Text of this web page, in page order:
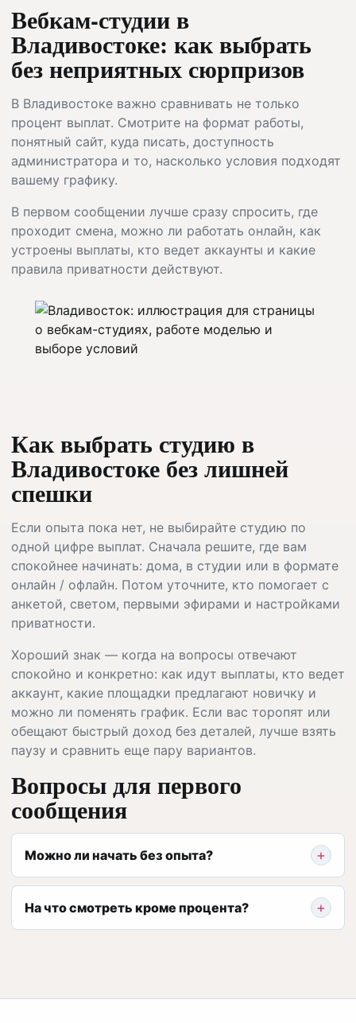
Вебкам-студии в
Владивостоке: как выбрать
без неприятных сюрпризов
В Владивостоке важно сравнивать не только
процент выплат. Смотрите на формат работы,
понятный сайт, куда писать, доступность
администратора и то, насколько условия подходят
вашему графику.
В первом сообщении лучше сразу спросить, где
проходит смена, можно ли работать онлайн, как
устроены выплаты, кто ведет аккаунты и какие
правила приватности действуют.
Как выбрать студию в
Владивостоке без лишней
спешки
Если опыта пока нет, не выбирайте студию по
одной цифре выплат. Сначала решите, где вам
спокойнее начинать: дома, в студии или в формате
онлайн / офлайн. Потом уточните, кто помогает с
анкетой, светом, первыми эфирами и настройками
приватности.
Хороший знак — когда на вопросы отвечают
спокойно и конкретно: как идут выплаты, кто ведет
аккаунт, какие площадки предлагают новичку и
можно ли поменять график. Если вас торопят или
обещают быстрый доход без деталей, лучше взять
паузу и сравнить еще пару вариантов.
Вопросы для первого
сообщения
Можно ли начать без опыта?
На что смотреть кроме процента?